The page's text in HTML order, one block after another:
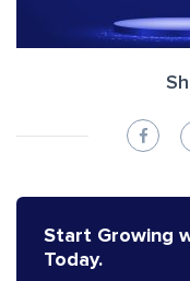
Start Growing
Today.